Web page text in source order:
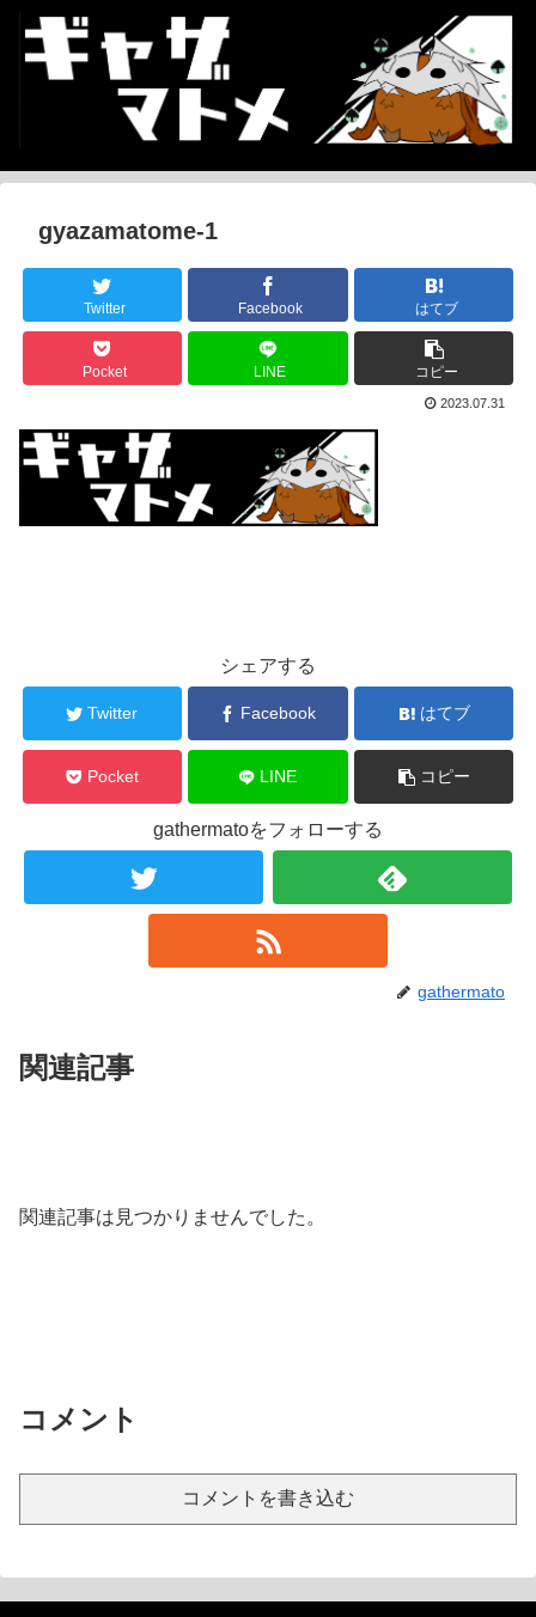
gyazamatome-1
Twitter Facebook はてブ
Pocket LINE コピー
2023.07.31
シェアする
Twitter Facebook はてブ
Pocket LINE コピー
gathermatoをフォローする
gathermato
関連記事
関連記事は見つかりませんでした。
コメント
コメントを書き込む